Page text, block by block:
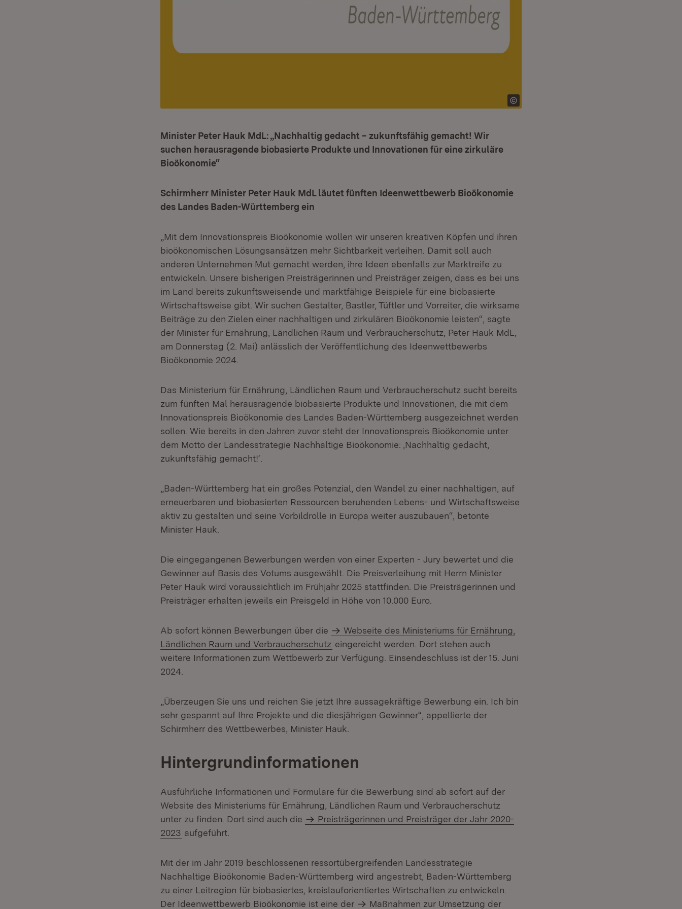
Minister Peter Hauk MdL: „Nachhaltig gedacht – zukunftsfähig gemacht! Wir
suchen herausragende biobasierte Produkte und Innovationen für eine zirkuläre
Bioökonomie“
Schirmherr Minister Peter Hauk MdL läutet fünften Ideenwettbewerb Bioökonomie
des Landes Baden-Württemberg ein
„Mit dem Innovationspreis Bioökonomie wollen wir unseren kreativen Köpfen und ihren
bioökonomischen Lösungsansätzen mehr Sichtbarkeit verleihen. Damit soll auch
anderen Unternehmen Mut gemacht werden, ihre Ideen ebenfalls zur Marktreife zu
entwickeln. Unsere bisherigen Preisträgerinnen und Preisträger zeigen, dass es bei uns
im Land bereits zukunftsweisende und marktfähige Beispiele für eine biobasierte
Wirtschaftsweise gibt. Wir suchen Gestalter, Bastler, Tüftler und Vorreiter, die wirksame
Beiträge zu den Zielen einer nachhaltigen und zirkulären Bioökonomie leisten“, sagte
der Minister für Ernährung, Ländlichen Raum und Verbraucherschutz, Peter Hauk MdL,
am Donnerstag (2. Mai) anlässlich der Veröffentlichung des Ideenwettbewerbs
Bioökonomie 2024.
Das Ministerium für Ernährung, Ländlichen Raum und Verbraucherschutz sucht bereits
zum fünften Mal herausragende biobasierte Produkte und Innovationen, die mit dem
Innovationspreis Bioökonomie des Landes Baden-Württemberg ausgezeichnet werden
sollen. Wie bereits in den Jahren zuvor steht der Innovationspreis Bioökonomie unter
dem Motto der Landesstrategie Nachhaltige Bioökonomie: ‚Nachhaltig gedacht,
zukunftsfähig gemacht!‘.
„Baden-Württemberg hat ein großes Potenzial, den Wandel zu einer nachhaltigen, auf
erneuerbaren und biobasierten Ressourcen beruhenden Lebens- und Wirtschaftsweise
aktiv zu gestalten und seine Vorbildrolle in Europa weiter auszubauen“, betonte
Minister Hauk.
Die eingegangenen Bewerbungen werden von einer Experten - Jury bewertet und die
Gewinner auf Basis des Votums ausgewählt. Die Preisverleihung mit Herrn Minister
Peter Hauk wird voraussichtlich im Frühjahr 2025 stattfinden. Die Preisträgerinnen und
Preisträger erhalten jeweils ein Preisgeld in Höhe von 10.000 Euro.
Ab sofort können Bewerbungen über die
Webseite des Ministeriums für Ernährung,
Ländlichen Raum und Verbraucherschutz eingereicht werden. Dort stehen auch
weitere Informationen zum Wettbewerb zur Verfügung. Einsendeschluss ist der 15. Juni
2024.
„Überzeugen Sie uns und reichen Sie jetzt Ihre aussagekräftige Bewerbung ein. Ich bin
sehr gespannt auf Ihre Projekte und die diesjährigen Gewinner“, appellierte der
Schirmherr des Wettbewerbes, Minister Hauk.
Hintergrundinformationen
Ausführliche Informationen und Formulare für die Bewerbung sind ab sofort auf der
Website des Ministeriums für Ernährung, Ländlichen Raum und Verbraucherschutz
unter zu finden. Dort sind auch die
Preisträgerinnen und Preisträger der Jahr 2020-
2023 aufgeführt.
Mit der im Jahr 2019 beschlossenen ressortübergreifenden Landesstrategie
Nachhaltige Bioökonomie Baden-Württemberg wird angestrebt, Baden-Württemberg
zu einer Leitregion für biobasiertes, kreislauforientiertes Wirtschaften zu entwickeln.
Der Ideenwettbewerb Bioökonomie ist eine der
Maßnahmen zur Umsetzung der